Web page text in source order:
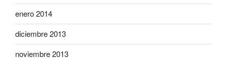
enero 2014
diciembre 2013
noviembre 2013